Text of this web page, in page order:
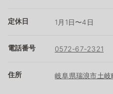
定休日 1月1日〜4日
電話番号 0572-67-2321
住所 岐阜県瑞浪市土岐